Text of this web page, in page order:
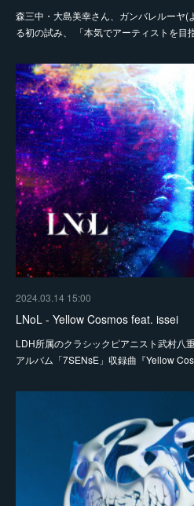
森三中・大島美幸さん、ガンバレルーヤ(
る初の試み、 「本気でアーティストを
2024.03.14 15:00
LNoL - Yellow Cosmos feat. issei
LDH所属のクラシックピアニスト武村八
アルバム「7SENsE」収録曲『Yellow